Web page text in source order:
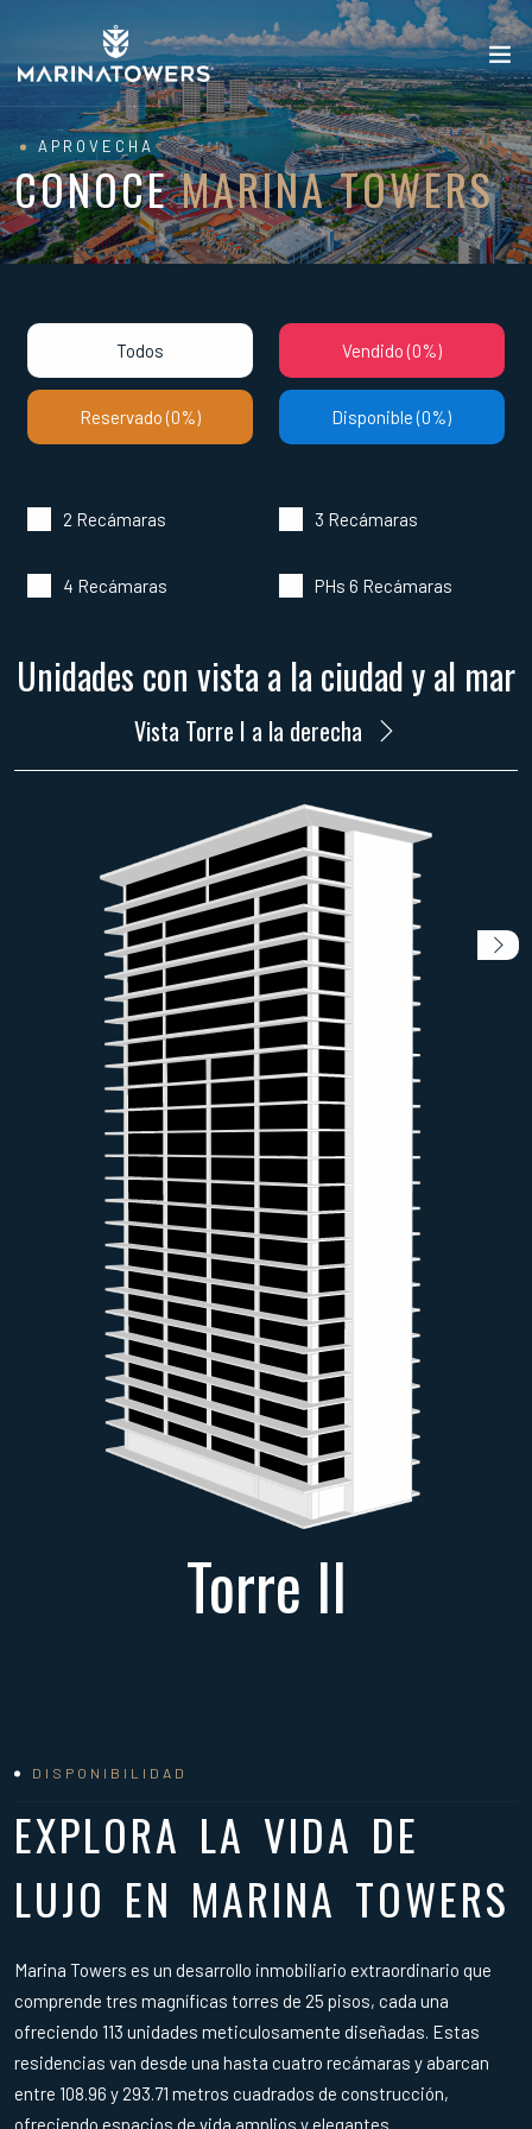
APROVECHA
CONOCEMARINA TOWERS
Torre II
Todos Vendido (0%)
Reservado (0%) Disponible (0%)
2 Recámaras 3 Recámaras
4 Recámaras PHs 6 Recámaras
Unidades con vista a la ciudad y al mar
Vista Torre I a la derecha
DISPONIBILIDAD
EXPLORA LA VIDA DE
LUJO EN MARINA TOWERS
Marina Towers es un desarrollo inmobiliario extraordinario que
comprende tres magníficas torres de 25 pisos, cada una
ofreciendo 113 unidades meticulosamente diseñadas. Estas
residencias van desde una hasta cuatro recámaras y abarcan
entre 108.96 y 293.71 metros cuadrados de construcción,
ofreciendo espacios de vida amplios y elegantes.